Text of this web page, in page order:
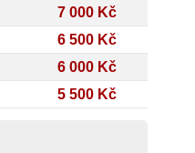
7 000 Kč
6 500 Kč
6 000 Kč
5 500 Kč